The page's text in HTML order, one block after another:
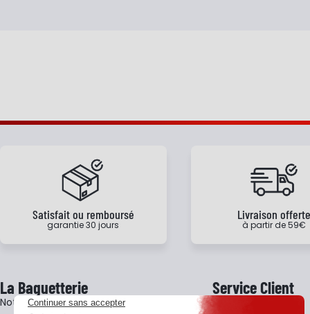
Satisfait ou remboursé
garantie 30 jours
Livraison
à partir de 59€
La Baguetterie
Notre histoire
Service Client